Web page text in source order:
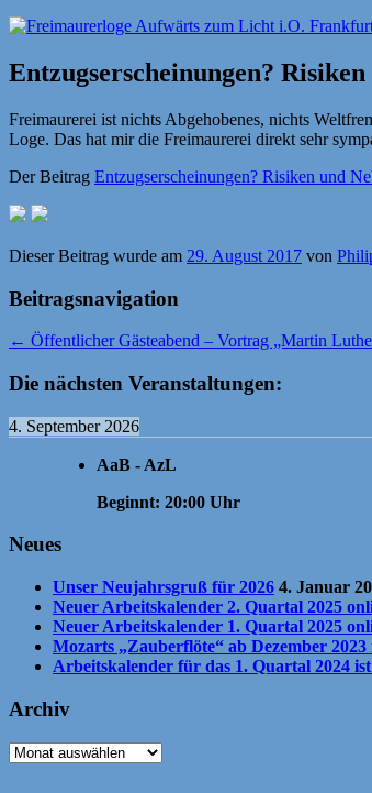
Entzugserscheinungen?
Freimaurerei ist nichts Abgehobenes, nichts
Loge. Das hat mir die Freimaurerei direkt sehr
Der Beitrag Entzugserscheinungen? Risiken und
Dieser Beitrag wurde am 29. August 2017 von
Beitragsnavigation
← Öffentlicher Gästeabend – Vortrag „Martin
Die nächsten Veranstaltungen:
4. September 2026
AaB - AzL
Beginnt: 20:00 Uhr
Neues
Unser Neujahrsgruß für 2026 4. Januar
Neuer Arbeitskalender 2. Quartal 2025
Neuer Arbeitskalender 1. Quartal 2025
Mozarts „Zauberflöte“ ab Dezember
Arbeitskalender für das 1. Quartal 2024
Archiv
Archiv